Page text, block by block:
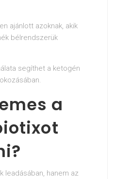
ajánlott azoknak, akik
bélrendszerük
segíthet a ketogén
a
leadásában, hanem az